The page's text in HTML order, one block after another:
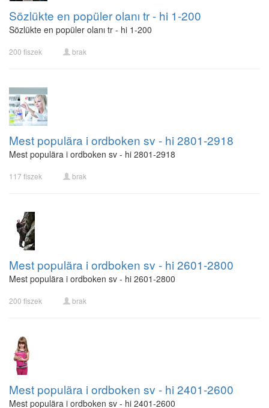
Sözlükte en popüler olanı tr - hi 1-200
Sözlükte en popüler olanı tr - hi 1-200
200 fiszek brak
Mest populära i ordboken sv - hi 2801-2918
Mest populära i ordboken sv - hi 2801-2918
117 fiszek brak
Mest populära i ordboken sv - hi 2601-2800
Mest populära i ordboken sv - hi 2601-2800
200 fiszek brak
Mest populära i ordboken sv - hi 2401-2600
Mest populära i ordboken sv - hi 2401-2600